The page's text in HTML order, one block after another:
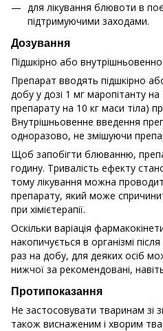
для лікування блювоти в
підтримуючими заходами.
Дозування
Підшкірно або внутрішньовенно.
Препарат вводять підшкірно
добу у дозі 1 мг маропітанту
препарату на 10 кг маси тіла)
Внутрішньовенне введення
одноразово, не змішуючи
Щоб запобігти блюванню,
годину. Тривалість ефекту
тому лікування можна
препарату, який може
при хімієтерапії.
Оскільки варіація
накопичується в організмі
раз на добу, для деяких осіб
нижчої за рекомендовані,
Протипоказання
Не застосовувати тваринам зі
також виснаженим і хворим